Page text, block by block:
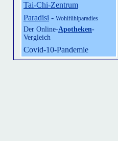
Tai-Chi-Zentrum
Paradisi - Wohlfühlparadies
Der Online-Apotheken-
Vergleich
Covid-10-Pandemie